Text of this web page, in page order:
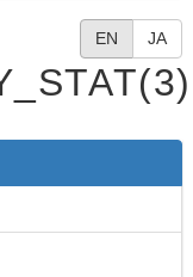
EN JA